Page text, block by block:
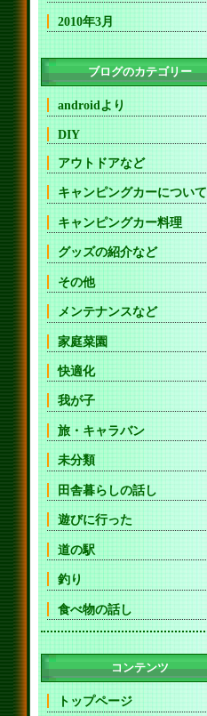
2010年3月
ブログのカテゴリー
androidより
DIY
アウトドアなど
キャンピングカーについて
キャンピングカー料理
グッズの紹介など
その他
メンテナンスなど
家庭菜園
快適化
我が子
旅・キャラバン
未分類
田舎暮らしの話し
遊びに行った
道の駅
釣り
食べ物の話し
コンテンツ
トップページ